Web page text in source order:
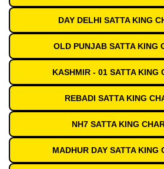
DAY DELHI SATTA KING
OLD PUNJAB SATTA KING
KASHMIR - 01 SATTA KING
REBADI SATTA KING
NH7 SATTA KING
MADHUR DAY SATTA KING